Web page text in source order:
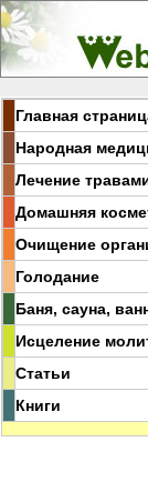
Главная
Народная
Лечение
Домашняя
Очищение
Голодание
Баня, сауна,
Исцеление
Статьи
Книги